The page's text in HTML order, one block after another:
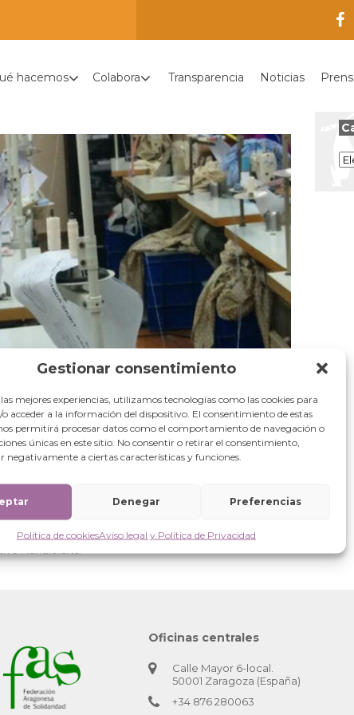
Gestionar consentimiento
mejores experiencias, utilizamos tecnologías como las cookies para
acceder a la información del dispositivo. El consentimiento de estas
permitirá procesar datos como el comportamiento de navegación o
únicas en este sitio. No consentir o retirar el consentimiento,
negativamente a ciertas características y funciones.
Denegar Preferencias
Política de cookiesAviso legal y Política de Privacidad
hacemos Colabora Transparencia Noticias
Handicrafts.
Oficinas centrales
Calle Mayor 6-local.
50001 Zaragoza (España)
+34 876 280063